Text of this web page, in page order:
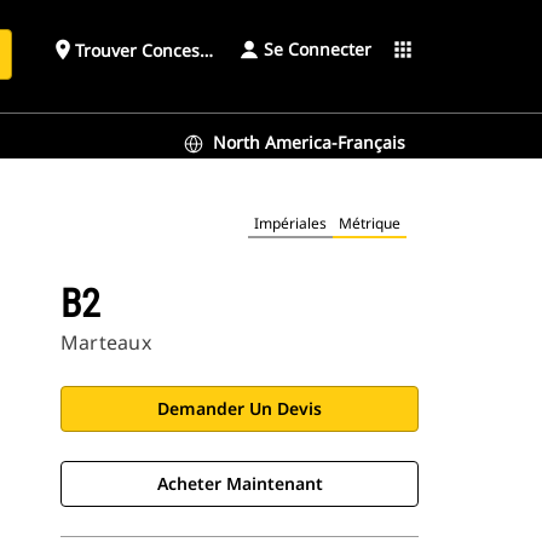
place Trouver ConcessionnaireSe Connecter apps
North America-Français
Impériales Métrique
B2
Marteaux
Demander Un Devis
Acheter Maintenant